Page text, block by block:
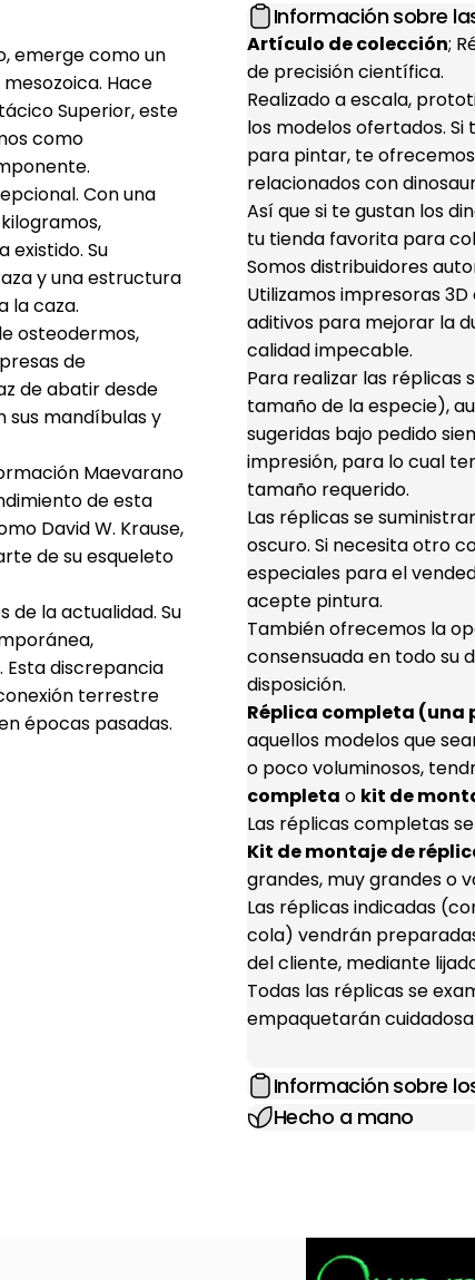
emerge como un
Hace
Superior, este
como
Con una
existido. Su
y una estructura
la caza.
osteodermos,
de
de abatir desde
sus mandíbulas y
Maevarano
de esta
David W. Krause,
de su esqueleto
de la actualidad. Su
Esta discrepancia
terrestre
épocas pasadas.
Información sobre
Artículo de colección;
de precisión científica.
Realizado a escala,
los modelos ofertados.
para pintar, te
relacionados con
Así que si te gustan los
tu tienda favorita para
Somos distribuidores
Utilizamos impresoras
aditivos para mejorar la
calidad impecable.
Para realizar las réplicas
tamaño de la especie),
sugeridas bajo pedido
impresión, para lo cual
tamaño requerido.
Las réplicas se
oscuro. Si necesita otro
especiales para el
acepte pintura.
También ofrecemos la
consensuada en todo su
disposición.
Réplica completa (una
aquellos modelos que
o poco voluminosos,
completa o kit de
Las réplicas completas
Kit de montaje de
grandes, muy grandes o
Las réplicas indicadas
cola) vendrán
del cliente, mediante
Todas las réplicas se
empaquetarán
Información sobre
Hecho a mano